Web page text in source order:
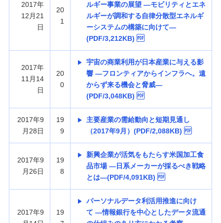
2017年
12月21
日
20
1
ルギー事業の展望 —モビリティとエネ
ルギーが調和する自律分散型エネルギ
ーシステムの構築に向けて—
(PDF/3,212KB)
2017年
11月14
日
20
0
宇宙の商業利用が日本産業に与える影
響 —フロンティアからインフラへ。遠
からず来る機会と脅威—
(PDF/3,048KB)
2017年9
月28日
19
9
主要産業の需給動向と短期見通し
（2017年9月）(PDF/2,088KB)
2017年9
月26日
19
8
新興企業が活気をもたらす米国加工食
品市場 —日系メーカーが採るべき戦略
とは—(PDF/4,091KB)
2017年9
19
パーソナルデータ利活用推進に向け
て —情報銀行を中心としたデータ流通